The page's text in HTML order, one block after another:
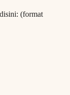
(format